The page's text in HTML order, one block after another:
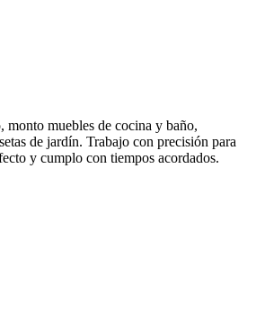
monto muebles de cocina y baño,
de jardín. Trabajo con precisión para
y cumplo con tiempos acordados.